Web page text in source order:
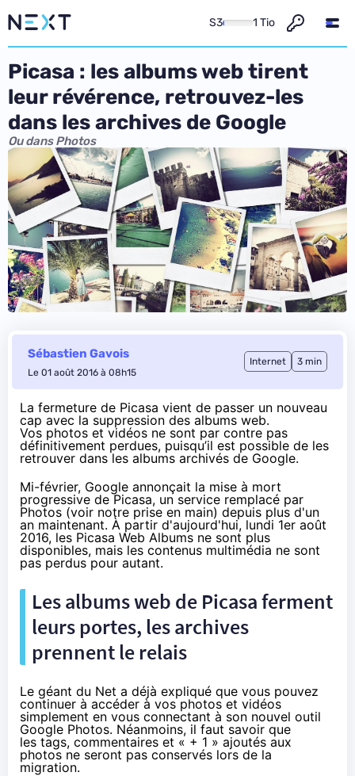
S3 1 Tio
Picasa : les albums web tirent
leur révérence, retrouvez-les
dans les archives de Google
Ou dans Photos
Sébastien Gavois
Le 01 août 2016 à 08h15
Internet 3 min
La fermeture de Picasa vient de passer un nouveau
cap avec la suppression des albums web.
Vos photos et vidéos ne sont par contre pas
définitivement perdues, puisqu’il est possible de les
retrouver dans les albums archivés de Google.
Mi-février, Google annonçait la mise à mort
progressive de Picasa, un service remplacé par
Photos (voir notre prise en main) depuis plus d'un
an maintenant. À partir d'aujourd'hui, lundi 1er août
2016, les Picasa Web Albums ne sont plus
disponibles, mais les contenus multimédia ne sont
pas perdus pour autant.
Les albums web de Picasa ferment
leurs portes, les archives
prennent le relais
Le géant du Net a déjà expliqué que vous pouvez
continuer à accéder à vos photos et vidéos
simplement en vous connectant à son nouvel outil
Google Photos. Néanmoins, il faut savoir que
les tags, commentaires et « + 1 » ajoutés aux
photos ne seront pas conservés lors de la
migration.